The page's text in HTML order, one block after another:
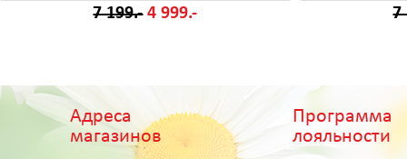
7 199.- 4 999.- 7
Адреса
магазинов
Программа
лояльности